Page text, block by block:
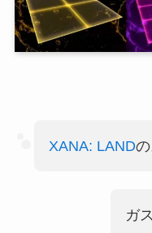
XANA: LAND
ガ